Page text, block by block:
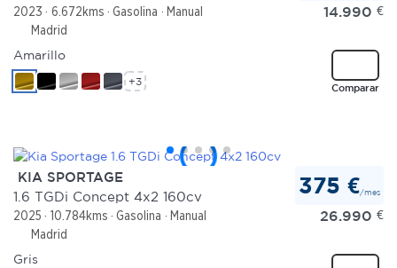
2023 6.672kms Gasolina
Manual
Madrid
14.990 €
Comparar
Amarillo
+3
KIA SPORTAGE
1.6 TGDi Concept 4x2 160cv
2025 10.784kms Gasolina
Manual
Madrid
375 €/mes
26.990 €
Gris